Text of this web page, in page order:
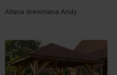
Altana drewniana Andy
SKU:80302
Od3680,00zł
WYBIERZ OPCJE